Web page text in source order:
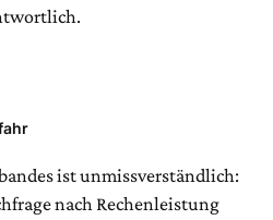
ist unmissverständlich:
nach Rechenleistung